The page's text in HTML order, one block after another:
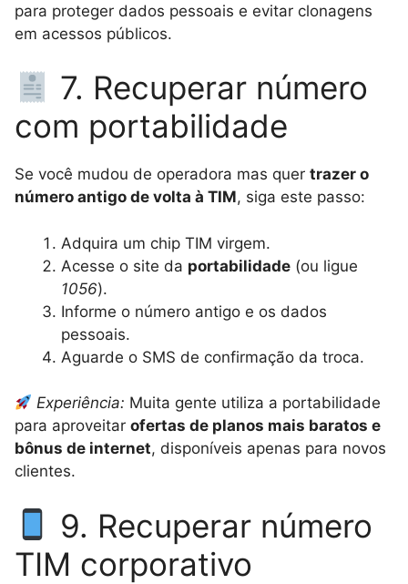
para proteger dados pessoais e evitar clonagens
em acessos públicos.
7. Recuperar número
com portabilidade
Se você mudou de operadora mas quer trazer o
número antigo de volta à TIM, siga este passo:
Adquira um chip TIM virgem.
Acesse o site da portabilidade (ou ligue
1056).
Informe o número antigo e os dados
pessoais.
Aguarde o SMS de confirmação da troca.
Experiência: Muita gente utiliza a portabilidade
para aproveitar ofertas de planos mais baratos e
bônus de internet, disponíveis apenas para novos
clientes.
9. Recuperar número
TIM corporativo